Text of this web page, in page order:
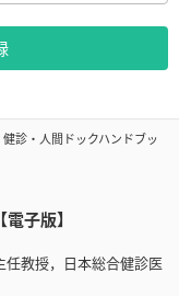
健診・人間ドックハンドブッ
子版】
教授，日本総合健診医